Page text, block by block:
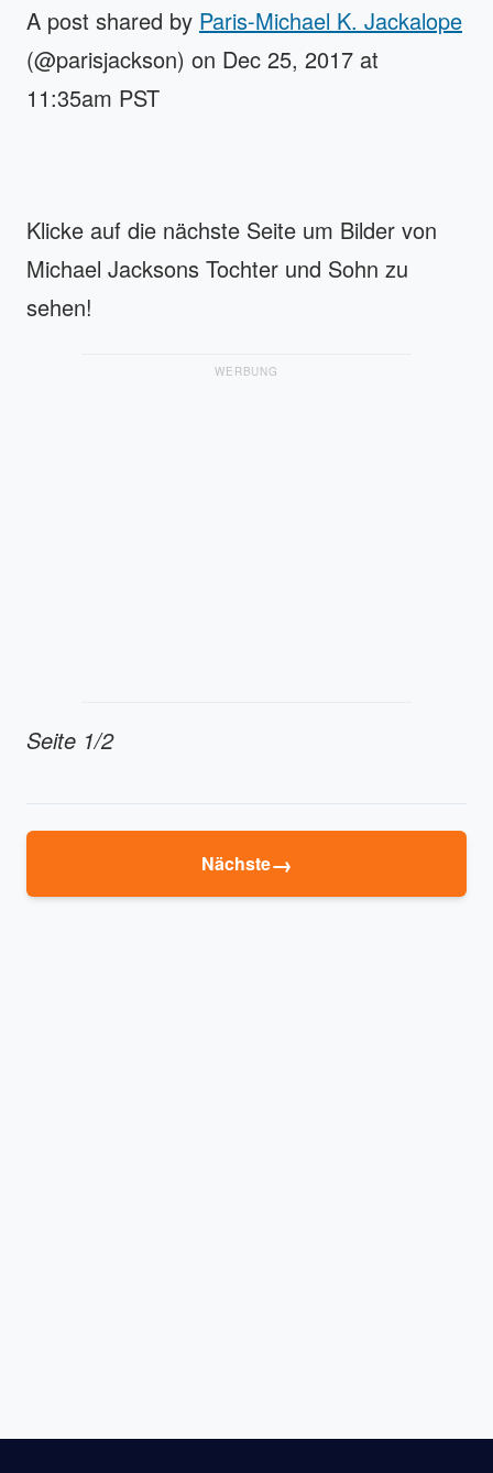
A post shared by Paris-Michael K. Jackalope
(@parisjackson) on Dec 25, 2017 at
11:35am PST
Klicke auf die nächste Seite um Bilder von
Michael Jacksons Tochter und Sohn zu
sehen!
WERBUNG
Seite 1/2
Nächste→